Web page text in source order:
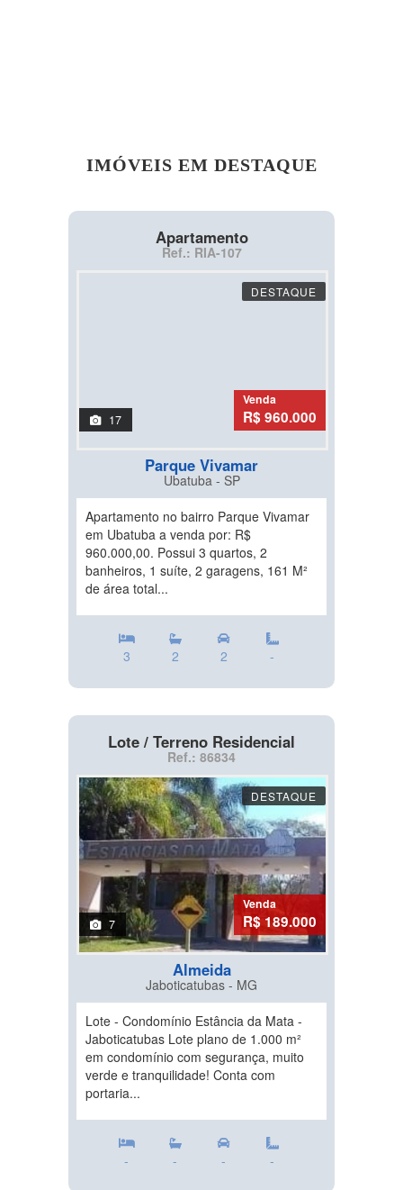
IMÓVEIS EM DESTAQUE
Apartamento
Ref.: RIA-107
DESTAQUE
17
Venda
R$ 960.000
Parque Vivamar
Ubatuba - SP
Apartamento no bairro Parque Vivamar
em Ubatuba a venda por: R$
960.000,00. Possui 3 quartos, 2
banheiros, 1 suíte, 2 garagens, 161 M²
de área total...
3 2 2 -
Lote / Terreno Residencial
Ref.: 86834
DESTAQUE
7
Venda
R$ 189.000
Almeida
Jaboticatubas - MG
Lote - Condomínio Estância da Mata -
Jaboticatubas Lote plano de 1.000 m²
em condomínio com segurança, muito
verde e tranquilidade! Conta com
portaria...
- - - -